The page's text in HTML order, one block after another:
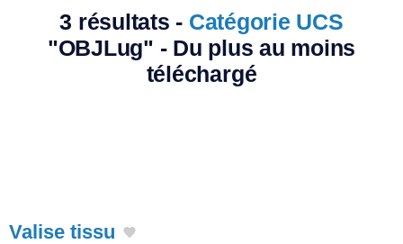
3 résultats - Catégorie UCS
"OBJLug" - Du plus au moins
téléchargé
Valise tissu